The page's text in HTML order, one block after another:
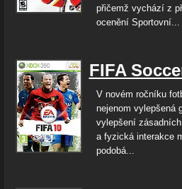
přičemž vychází z
ocenění Sportovní...
FIFA
V novém ročníku
nejenom vylepšená
vylepšení
a fyzická interakce
podobá...